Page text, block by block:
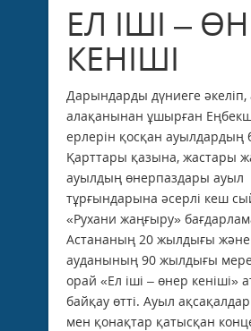
ЕЛ ІШІ –
КЕНІШІ
Дарындарды дүниеге
алақанынан ұшырған
ерлерін қосқан ауылдардың
Қарттары қазына, жастары
ауылдың өнерпаздары ауыл
тұрғындарына әсерлі кеш
«Рухани жаңғыру»
Астананың 20 жылдығы
ауданының 90 жылдығы
орай «Ел іші – өнер кеніші»
байқау өтті. Ауыл
мен қонақтар қатысқан